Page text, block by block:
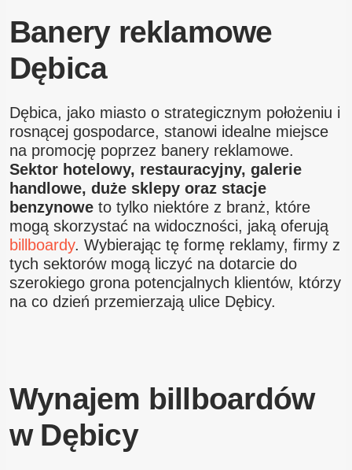
Banery reklamowe
Dębica
Dębica, jako miasto o strategicznym położeniu i
rosnącej gospodarce, stanowi idealne miejsce
na promocję poprzez banery reklamowe.
Sektor hotelowy, restauracyjny, galerie
handlowe, duże sklepy oraz stacje
benzynowe to tylko niektóre z branż, które
mogą skorzystać na widoczności, jaką oferują
billboardy. Wybierając tę formę reklamy, firmy z
tych sektorów mogą liczyć na dotarcie do
szerokiego grona potencjalnych klientów, którzy
na co dzień przemierzają ulice Dębicy.
Wynajem billboardów
w Dębicy